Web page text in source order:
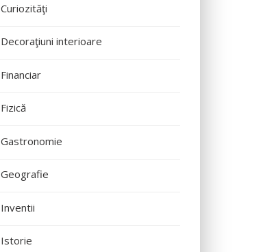
Curiozităţi
Decoraţiuni interioare
Financiar
Fizică
Gastronomie
Geografie
Inventii
Istorie